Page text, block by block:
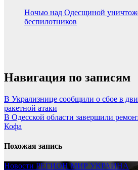
Ночью над Одесщиной
беспилотников
Навигация по записям
В Укрализнице сообщили о сбое в
ракетной атаки
В Одесской области завершили
Кофа
Похожая запись
Новости РЕГИОНМИР УКРАИНА